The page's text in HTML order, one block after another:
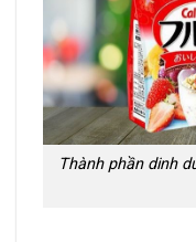
Thành phần dinh